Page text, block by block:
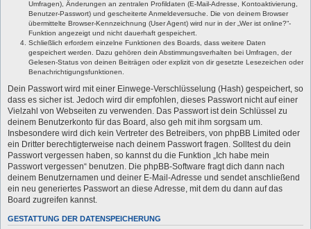
Umfragen), Änderungen an zentralen Profildaten (E-Mail-Adresse, Kontoaktivierung,
Benutzer-Passwort) und gescheiterte Anmeldeversuche. Die von deinem Browser
übermittelte Browser-Kennzeichnung (User Agent) wird nur in der „Wer ist online?“-
Funktion angezeigt und nicht dauerhaft gespeichert.
Schließlich erfordern einzelne Funktionen des Boards, dass weitere Daten
gespeichert werden. Dazu gehören dein Abstimmungsverhalten bei Umfragen, der
Gelesen-Status von deinen Beiträgen oder explizit von dir gesetzte Lesezeichen oder
Benachrichtigungsfunktionen.
Dein Passwort wird mit einer Einwege-Verschlüsselung (Hash) gespeichert, so
dass es sicher ist. Jedoch wird dir empfohlen, dieses Passwort nicht auf einer
Vielzahl von Webseiten zu verwenden. Das Passwort ist dein Schlüssel zu
deinem Benutzerkonto für das Board, also geh mit ihm sorgsam um.
Insbesondere wird dich kein Vertreter des Betreibers, von phpBB Limited oder
ein Dritter berechtigterweise nach deinem Passwort fragen. Solltest du dein
Passwort vergessen haben, so kannst du die Funktion „Ich habe mein
Passwort vergessen“ benutzen. Die phpBB-Software fragt dich dann nach
deinem Benutzernamen und deiner E-Mail-Adresse und sendet anschließend
ein neu generiertes Passwort an diese Adresse, mit dem du dann auf das
Board zugreifen kannst.
GESTATTUNG DER DATENSPEICHERUNG